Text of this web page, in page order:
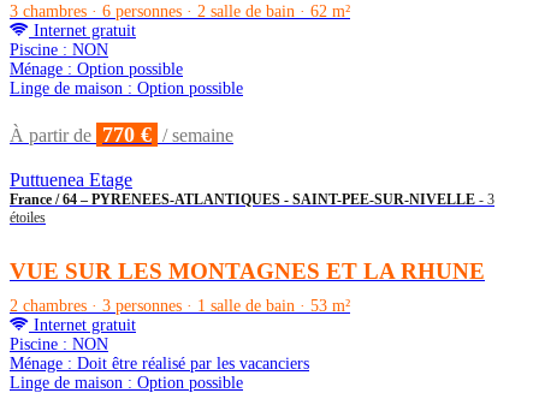
3 chambres · 6 personnes · 2 salle de bain · 62 m²
Internet gratuit
Piscine : NON
Ménage : Option possible
Linge de maison : Option possible
À partir de 770 € / semaine
Puttuenea Etage
France / 64 – PYRENEES-ATLANTIQUES - SAINT-PEE-SUR-NIVELLE - 3
étoiles
VUE SUR LES MONTAGNES ET LA RHUNE
2 chambres · 3 personnes · 1 salle de bain · 53 m²
Internet gratuit
Piscine : NON
Ménage : Doit être réalisé par les vacanciers
Linge de maison : Option possible